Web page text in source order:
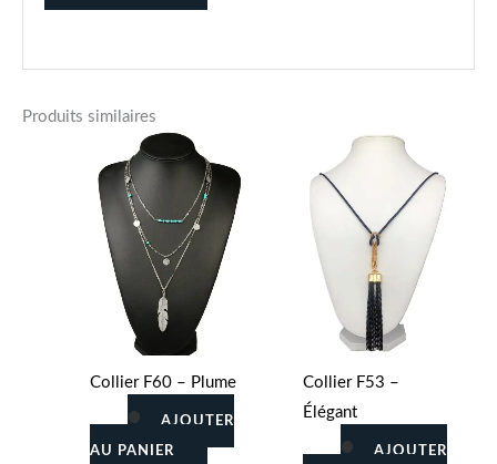
Produits similaires
Collier F60 – Plume
AJOUTER
AU PANIER
Collier F53 –
Élégant
AJOUTER